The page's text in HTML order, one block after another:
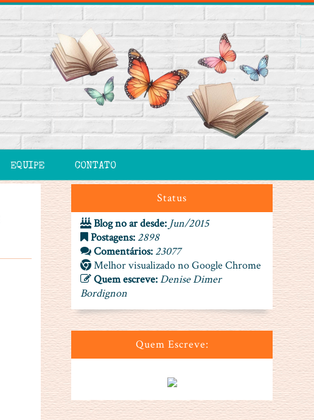
EQUIPE CONTATO
Status
Blog no ar desde: Jun/2015
Postagens: 2898
Comentários: 23077
Melhor visualizado no Google Chrome
Quem escreve:Denise Dimer
Bordignon
Quem Escreve: